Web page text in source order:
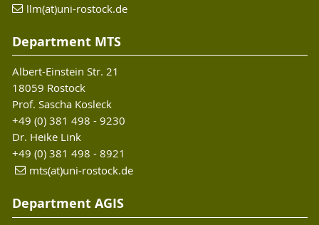
llm(at)uni-rostock.de
Department MTS
Albert-Einstein Str. 21
18059 Rostock
Prof. Sascha Kosleck
+49 (0) 381 498 - 9230
Dr. Heike Link
+49 (0) 381 498 - 8921
mts(at)uni-rostock.de
Department AGIS